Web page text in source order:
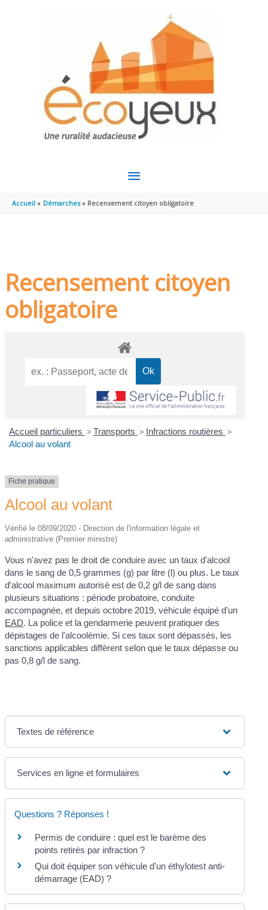
MENU
PRINCIPAL
Accueil Démarches Recensement citoyen obligatoire
Recensement citoyen
obligatoire
Accueil particuliers > Transports > Infractions routières >
Alcool au volant
Fiche pratique
Alcool au volant
Vérifié le 08/09/2020 - Direction de l'information légale et
administrative (Premier ministre)
Vous n'avez pas le droit de conduire avec un taux d'alcool
dans le sang de 0,5 grammes (g) par litre (l) ou plus. Le taux
d'alcool maximum autorisé est de 0,2 g/l de sang dans
plusieurs situations : période probatoire, conduite
accompagnée, et depuis octobre 2019, véhicule équipé d'un
EAD. La police et la gendarmerie peuvent pratiquer des
dépistages de l'alcoolémie. Si ces taux sont dépassés, les
sanctions applicables diffèrent selon que le taux dépasse ou
pas 0,8 g/l de sang.
Textes de référence
Services en ligne et formulaires
Questions ? Réponses !
Permis de conduire : quel est le barème des
points retirés par infraction ?
Qui doit équiper son véhicule d'un éthylotest anti-
démarrage (EAD) ?